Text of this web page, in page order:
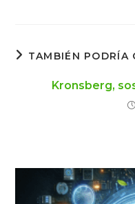
TAMBIÉN PODRÍA
Kronsberg,